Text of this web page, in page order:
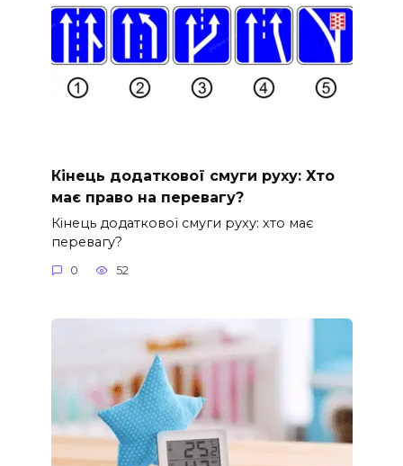
Кінець додаткової смуги руху: Хто
має право на перевагу?
Кінець додаткової смуги руху: хто має
перевагу?
0 52